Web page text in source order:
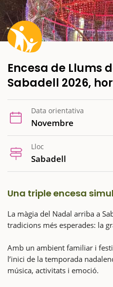
Encesa de Llums
Sabadell 2026,
Data orientativa
Novembre
Lloc
Sabadell
Una triple encesa
La màgia del Nadal arriba a
tradicions més esperades: la
Amb un ambient familiar i
l’inici de la temporada
música, activitats i emoció.